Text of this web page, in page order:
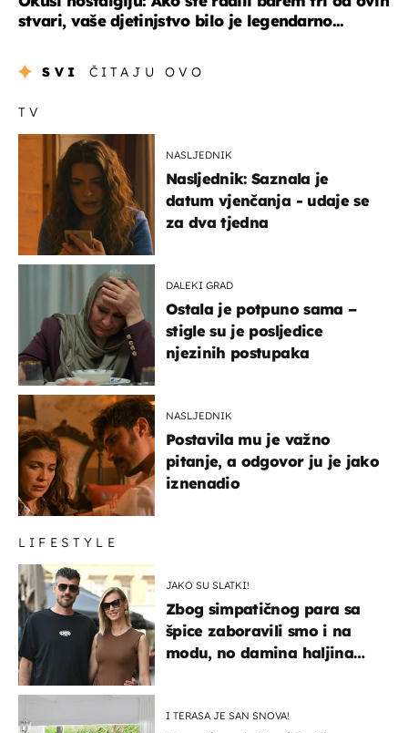
stvari, vaše djetinjstvo bilo je legendarno...
SVI ČITAJU OVO
TV
NASLJEDNIK
Nasljednik: Saznala je
datum vjenčanja - udaje se
za dva tjedna
DALEKI GRAD
Ostala je potpuno sama –
stigle su je posljedice
njezinih postupaka
NASLJEDNIK
Postavila mu je važno
pitanje, a odgovor ju je jako
iznenadio
LIFESTYLE
JAKO SU SLATKI!
Zbog simpatičnog para sa
špice zaboravili smo i na
modu, no damina haljina
I TERASA JE SAN SNOVA!